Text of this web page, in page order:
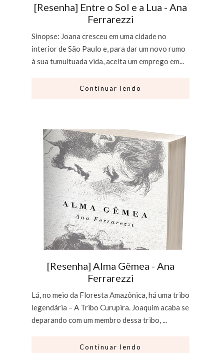
[Resenha] Entre o Sol e a Lua - Ana
Ferrarezzi
Sinopse: Joana cresceu em uma cidade no
interior de São Paulo e, para dar um novo rumo
à sua tumultuada vida, aceita um emprego em...
Continuar lendo
[Resenha] Alma Gêmea - Ana
Ferrarezzi
Lá, no meio da Floresta Amazônica, há uma tribo
legendária – A Tribo Curupira. Joaquim acaba se
deparando com um membro dessa tribo, ...
Continuar lendo